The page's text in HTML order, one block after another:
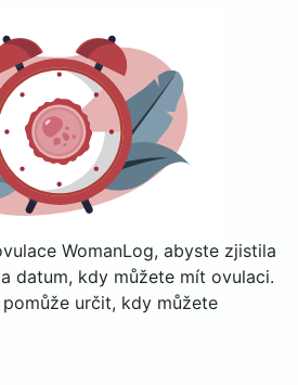
WomanLog, abyste zjistila
datum, kdy můžete mít ovulaci.
určit, kdy můžete